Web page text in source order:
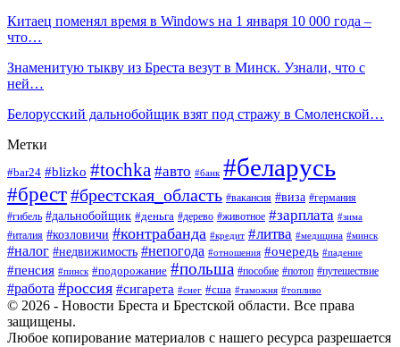
Китаец поменял время в Windows на 1 января 10 000 года –
что…
Знаменитую тыкву из Бреста везут в Минск. Узнали, что с
ней…
Белорусский дальнобойщик взят под стражу в Смоленской…
Метки
#bar24 #blizko #tochka #авто #банк #беларусь
#брест#брестская_область #вакансия #виза #германия
#гибель #дальнобойщик #деньга #дерево #животное #зарплата #зима
#италия #козловичи #контрабанда #кредит #литва #медицина #минск
#налог #недвижимость #непогода #отношения #очередь #падение
#пенсия #пинск #подорожание #польша #пособие #потоп #путешествие
#работа #россия #сигарета #снег #сша #таможня #топливо
© 2026 - Новости Бреста и Брестской области. Все права
защищены.
Любое копирование материалов с нашего ресурса разрешается